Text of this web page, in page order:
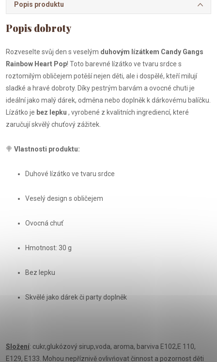
Popis produktu
Rozveselte svůj den s veselým duhovým lízátkem Candy Gangs
Rainbow Heart Pop! Toto barevné lízátko ve tvaru srdce s
roztomilým obličejem potěší nejen děti, ale i dospělé, kteří milují
sladké a hravé dobroty. Díky pestrým barvám a ovocné chuti je
ideální jako malý dárek, odměna nebo doplněk k dárkovému balíčku.
Lízátko je bez lepku , vyrobené z kvalitních ingrediencí, které
zaručují skvělý chuťový zážitek.
🍭 Vlastnosti produktu:
Duhové lízátko ve tvaru srdce
Veselý design s obličejem
Ovocná chuť
Hmotnost: 30 g
Bez lepku
Skvělé jako dárek či party doplněk
Složení: cukr,glukózový sirup,voda, aroma, barviva E102,E 110,
E129, E133. Mohou nepříznivě ovlivńovat činnost a pozornost děti